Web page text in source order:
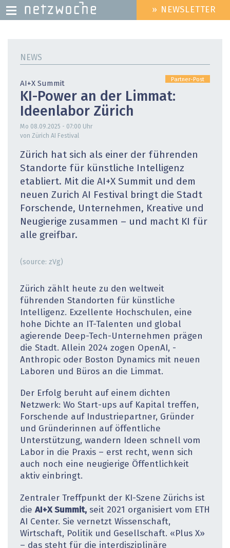
Inhalt
HEADER
MENU
» NEWSLETTER
NEWS
Partner-Post
AI+X Summit
KI-Power an der Limmat:
Ideenlabor Zürich
Mo 08.09.2025 - 07:00 Uhr
von Zürich AI Festival
Zürich hat sich als einer der führenden
Standorte für künstliche Intelligenz
etabliert. Mit die AI+X Summit und dem
neuen Zurich AI Festival bringt die Stadt
Forschende, Unternehmen, Kreative und
Neugierige zusammen – und macht KI für
alle greifbar.
(source: zVg)
Zürich zählt heute zu den weltweit
führenden Standorten für künstliche
Intelligenz. Exzellente Hochschulen, eine
hohe Dichte an IT-Talenten und global
agierende Deep-Tech-Unternehmen prägen
die Stadt. Allein 2024 zogen OpenAI, ­
Anthropic oder Boston Dynamics mit neuen
Laboren und Büros an die Limmat.
Der Erfolg beruht auf einem dichten
Netzwerk: Wo Start-ups auf Kapital treffen,
Forschende auf Industriepartner, Gründer
und Gründerinnen auf öffentliche
Unterstützung, wandern Ideen schnell vom
Labor in die Praxis – erst recht, wenn sich
auch noch eine neugierige Öffentlichkeit
aktiv einbringt.
Zentraler Treffpunkt der KI-Szene Zürichs ist
die AI+X Summit, seit 2021 organisiert vom ETH
AI Center. Sie vernetzt Wissenschaft,
Wirtschaft, Politik und Gesellschaft. «Plus X»
– das steht für die interdisziplinäre